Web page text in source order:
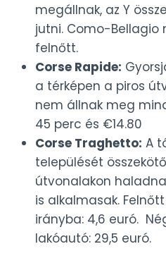
megállnak, az Y
jutni. Como-Bellagio
felnőtt.
Corse Rapide:
a térképen a piros
nem állnak meg
45 perc és €14.80
Corse Traghetto: A
települését
útvonalakon
is alkalmasak.
irányba: 4,6 euró.
lakóautó: 29,5 euró.